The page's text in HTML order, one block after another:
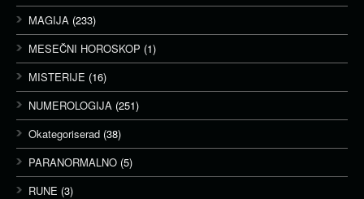
MAGIJA (233)
MESEČNI HOROSKOP (1)
MISTERIJE (16)
NUMEROLOGIJA (251)
Okategoriserad (38)
PARANORMALNO (5)
RUNE (3)